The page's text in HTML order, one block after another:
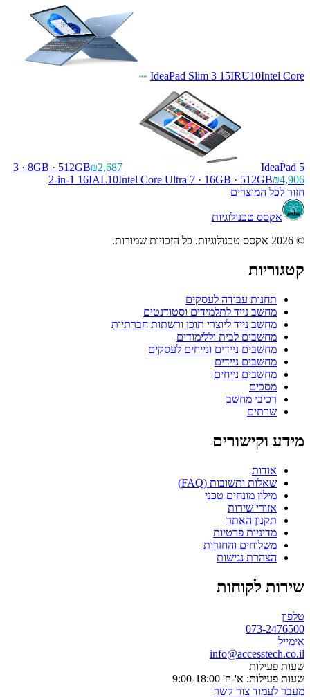
IdeaPad Slim 3 15IRU10Intel Core
3 · 8GB · 512GB₪2,687
IdeaPad 5
2-in-1 16IAL10Intel Core Ultra 7 · 16GB · 512GB₪4,906
חזור לכל המוצרים
אקסס טכנולוגיות
© 2026 אקסס טכנולוגיות. כל הזכויות שמורות.
קטגוריות
תחנות עבודה לעסקים
מחשב נייד לתלמידים וסטודנטים
מחשב נייד ליוצרי תוכן ורשתות חברתיות
מחשבים לבית וללימודים
מחשבים ניידים ונייחים לעסקים
מחשבים ניידים
מחשבים נייחים
מסכים
רכיבי מחשב
שרתים
מידע וקישורים
אודות
שאלות ותשובות (FAQ)
מילון מונחים טכני
אזורי שירות
תקנון האתר
מדיניות פרטיות
משלוחים והחזרות
הצהרת נגישות
שירות לקוחות
טלפון
073-2476500
אימייל
info@accesstech.co.il
שעות פעילות
שעות פעילות: א'-ה' 9:00-18:00
מעבר לעמוד צור קשר